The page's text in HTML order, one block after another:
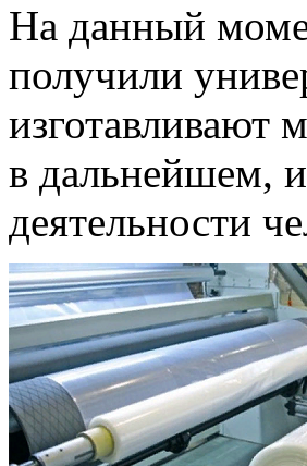
На данный
получили
изготавливают
в дальнейшем,
деятельности